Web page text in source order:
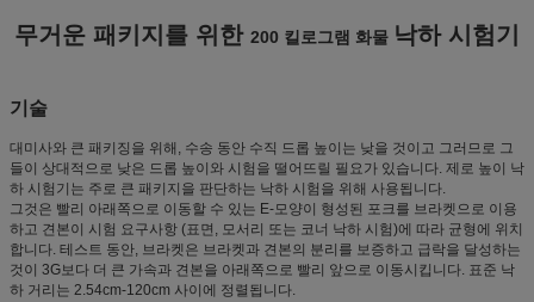
무거운 패키지를 위한 200 킬로그램 화물 낙하 시험기
기술
대미사와 큰 패키징을 위해, 수송 동안 수직 드롭 높이는 낮을 것이고 그러므로 그
들이 상대적으로 낮은 드롭 높이와 시험을 떨어뜨릴 필요가 있습니다. 제로 높이 낙
하 시험기는 주로 큰 패키지을 판단하는 낙하 시험을 위해 사용됩니다.
그것은 빨리 아래쪽으로 이동할 수 있는 E-모양이 형성된 포크를 브라켓으로 이용
하고 견본이 시험 요구사항 (표면, 모서리 또는 코너 낙하 시험)에 따라 균형에 위치
합니다. 테스트 동안, 브라켓은 브라켓과 견본의 분리를 보증하고 급락을 달성하는
것이 3G보다 더 큰 가속과 견본을 아래쪽으로 빨리 앞으로 이동시킵니다. 표준 낙
하 거리는 2.54cm-120cm 사이에 정렬됩니다.